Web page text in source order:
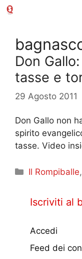
Vai
Don
tasse e
29 Agosto 2011
Don Gallo non
spirito
tasse. Video
Categorie
Il Rompiballe,
Iscriviti al
Accedi
Feed dei